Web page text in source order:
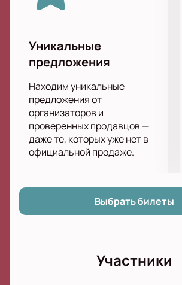
музыкальной энергии «Алисы».
хиты и оторваться под мощные
рифы. Билеты на концерт группы
Локомотив-арене уже в продаже на
Уникальные
предложения
Находим уникальные
предложения от
организаторов и
проверенных продавцов —
даже те, которых уже нет в
официальной продаже.
Выбрать билеты
Участники